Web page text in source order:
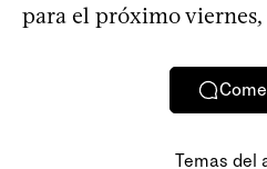
para el próximo
Temas del